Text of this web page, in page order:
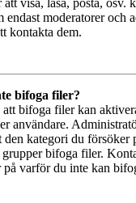
visa, läsa, posta, osv.
endast moderatorer och
kontakta dem.
bifoga filer?
bifoga filer kan
användare.
kategori du försöker
grupper bifoga filer.
på varför du inte kan